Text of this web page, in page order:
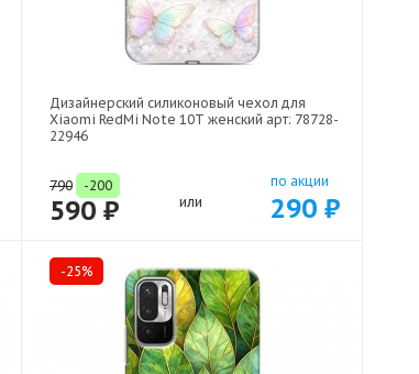
Дизайнерский силиконовый чехол для
Xiaomi RedMi Note 10T женский арт: 78728-
22946
790 -200
590 ₽ или
по акции
290 ₽
-25%